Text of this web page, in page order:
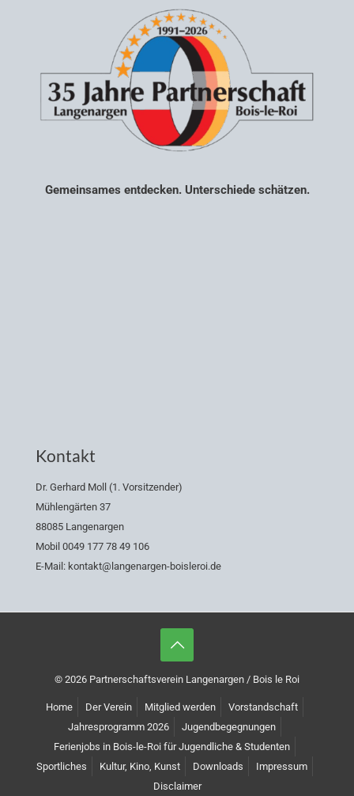
Gemeinsames entdecken. Unterschiede schätzen.
Kontakt
Dr. Gerhard Moll (1. Vorsitzender)
Mühlengärten 37
88085 Langenargen
Mobil 0049 177 78 49 106
E-Mail: kontakt@langenargen-boisleroi.de
© 2026 Partnerschaftsverein Langenargen / Bois le Roi
Home Der Verein Mitglied werden
Vorstandschaft
Jahresprogramm 2026
Jugendbegegnungen
Ferienjobs in Bois-le-Roi für Jugendliche & Studenten
Sportliches
Kultur, Kino, Kunst Downloads
Impressum
Disclaimer